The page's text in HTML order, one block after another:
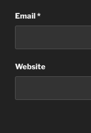
Email*
Website